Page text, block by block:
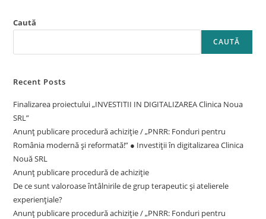
Caută
CAUTĂ
Recent Posts
Finalizarea proiectului „INVESTITII IN DIGITALIZAREA Clinica Noua
SRL”
Anunț publicare procedură achiziție / „PNRR: Fonduri pentru
România modernă și reformată!” ● Investiții în digitalizarea Clinica
Nouă SRL
Anunț publicare procedură de achiziție
De ce sunt valoroase întâlnirile de grup terapeutic și atelierele
experiențiale?
Anunț publicare procedură achiziție / „PNRR: Fonduri pentru